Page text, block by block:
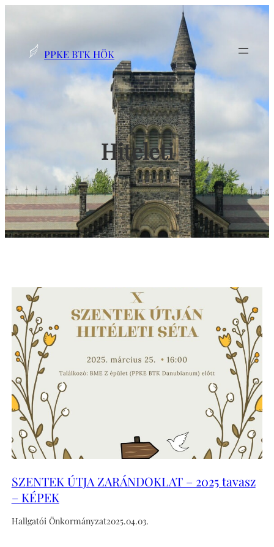
PPKE BTK HÖK
Hiteleti
SZENTEK ÚTJA ZARÁNDOKLAT – 2025 tavasz
– KÉPEK
Hallgatói Önkormányzat2025.04.03.